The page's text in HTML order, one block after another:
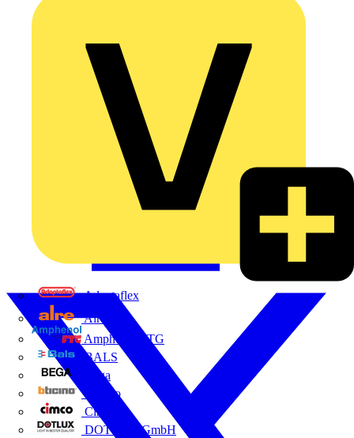
Adaptaflex
Alre
Amphenol FTG
BALS
Bega
Bticino
Cimco
DOTLUX GmbH